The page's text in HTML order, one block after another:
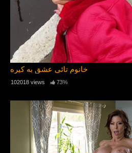
خانوم تائی عشق به کیره
102018 views 73%